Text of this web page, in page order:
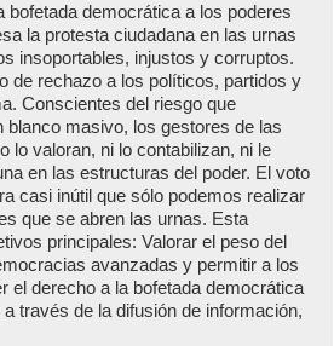
bofetada democrática a los poderes
la protesta ciudadana en las urnas
insoportables, injustos y corruptos.
de rechazo a los políticos, partidos y
Conscientes del riesgo que
blanco masivo, los gestores de las
lo valoran, ni lo contabilizan, ni le
en las estructuras del poder. El voto
casi inútil que sólo podemos realizar
que se abren las urnas. Esta
principales: Valorar el peso del
avanzadas y permitir a los
el derecho a la bofetada democrática
través de la difusión de información,